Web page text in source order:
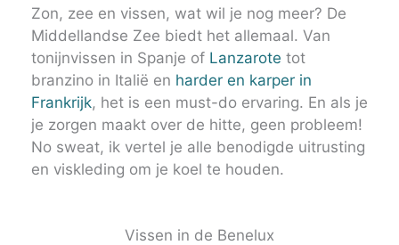
Zon, zee en vissen, wat wil je nog meer? De
Middellandse Zee biedt het allemaal. Van
tonijnvissen in Spanje of Lanzarote tot
branzino in Italië en harder en karper in
Frankrijk, het is een must-do ervaring. En als je
je zorgen maakt over de hitte, geen probleem!
No sweat, ik vertel je alle benodigde uitrusting
en viskleding om je koel te houden.
Vissen in de Benelux